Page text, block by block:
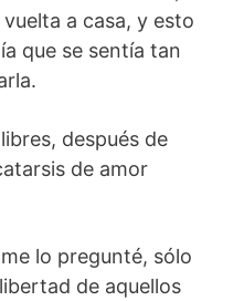
a casa, y esto
que se sentía tan
después de
de amor
lo pregunté, sólo
de aquellos